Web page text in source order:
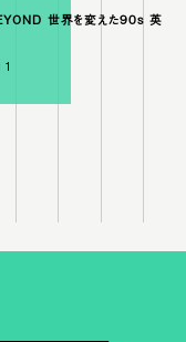
世界を変えた90s 英